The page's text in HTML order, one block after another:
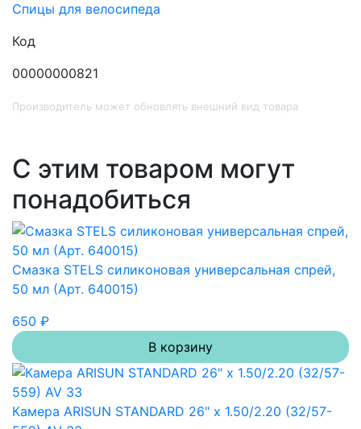
Спицы для велосипеда
Код
00000000821
Производитель может обновлять внешний вид товара
С этим товаром могут
понадобиться
Смазка STELS силиконовая универсальная спрей,
50 мл (Арт. 640015)
650 ₽
В корзину
Камера ARISUN STANDARD 26" x 1.50/2.20 (32/57-